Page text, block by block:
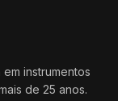
instrumentos
de 25 anos.